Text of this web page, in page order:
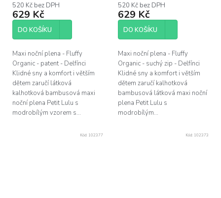
520 Kč bez DPH
629 Kč
DO KOŠÍKU
Maxi noční plena - Fluffy
Organic - patent - Delfínci
Klidné sny a komfort i větším
dětem zaručí látková
kalhotková bambusová maxi
noční plena Petit Lulu s
modrobílým vzorem s...
520 Kč bez DPH
629 Kč
DO KOŠÍKU
Maxi noční plena - Fluffy
Organic - suchý zip - Delfínci
Klidné sny a komfort i větším
dětem zaručí kalhotková
bambusová látková maxi noční
plena Petit Lulu s
modrobílým...
Kód: 102377 Kód: 102373